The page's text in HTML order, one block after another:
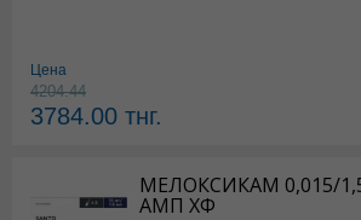
Цена
4204.44
3784.00 тнг.
МЕЛОКСИКАМ 0,015/
АМП ХФ